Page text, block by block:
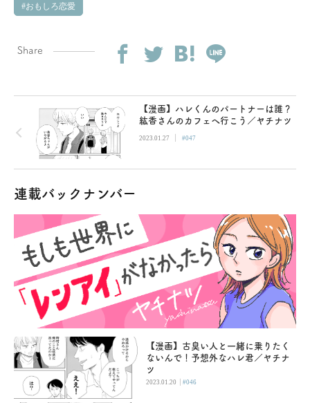
おもしろ恋愛
Share
【漫画】ハレくんのパートナーは誰？
紘香さんのカフェへ行こう／ヤチナツ
2023.01.27 | #047
連載バックナンバー
【漫画】古臭い人と一緒に乗りたく
ないんで！予想外なハレ君／ヤチナ
ツ
2023.01.20 |#046